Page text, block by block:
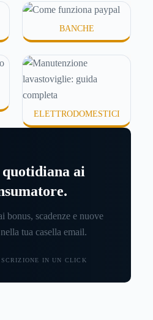
BANCHE
ELETTRODOMESTICI
ai
bonus, scadenze e nuove
tua casella email.
IN UN CLICK